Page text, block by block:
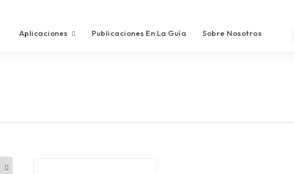
Aplicaciones Publicaciones En La Guía Sobre Nosotros